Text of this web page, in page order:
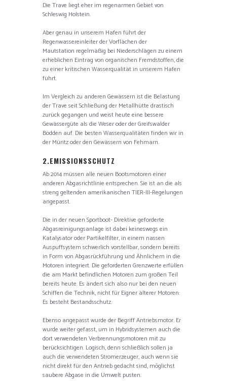
Die Trave liegt eher im regenarmen Gebiet von
Schleswig Holstein.
Aber genau in unserem Hafen führt der
Regenwassereinleiter der Vorflächen der
Mautstation regelmäßig bei Niederschlägen zu einem
erheblichen Eintrag von organischen Fremdstoffen, die
zu einer kritischen Wasserqualität in unserem Hafen
führt.
Im Vergleich zu anderen Gewässern ist die Belastung
der Trave seit Schließung der Metallhütte drastisch
zurück gegangen und weist heute eine bessere
Gewässergüte als die Weser oder der Greifswalder
Bodden auf. Die besten Wasserqualitäten finden wir in
der Müritz oder den Gewässern von Fehmarn.
2.EMISSIONSSCHUTZ
Ab 2014 müssen alle neuen Bootsmotoren einer
anderen Abgasrichtlinie entsprechen. Sie ist an die als
streng geltenden amerikanischen TIER-III-Regelungen
angepasst.
Die in der neuen Sportboot- Direktive geforderte
Abgasreinigungsanlage ist dabei keineswegs ein
Katalysator oder Partikelfilter, in einem nassen
Auspuffsystem schwerlich vorstellbar, sondern bereits
in Form von Abgasrückführung und Ähnlichem in die
Motoren integriert. Die geforderten Grenzwerte erfüllen
die am Markt befindlichen Motoren zum großen Teil
bereits heute. Es ändert sich also nur bei den neuen
Schiffen die Technik, nicht für Eigner älterer Motoren:
Es besteht Bestandsschutz.
Ebenso angepasst wurde der Begriff Antriebsmotor. Er
wurde weiter gefasst, um in Hybridsystemen auch die
dort verwendeten Verbrennungsmotoren mit zu
berücksichtigen. Logisch, denn schließlich sollen ja
auch die verwendeten Stromerzeuger, auch wenn sie
nicht direkt für den Antrieb gedacht sind, möglichst
saubere Abgase in die Umwelt pusten.